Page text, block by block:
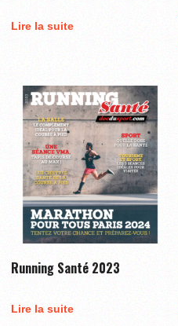
Lire la suite
Running Santé 2023
Lire la suite